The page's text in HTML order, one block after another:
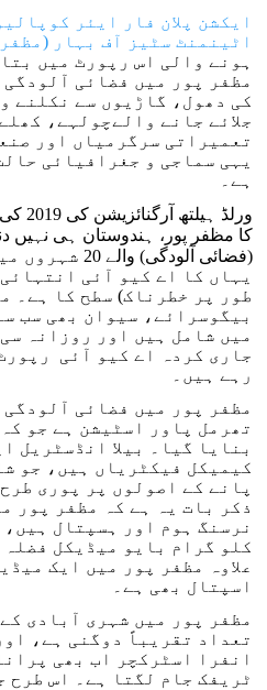
ایکشن پلان فار ایئر
اٹینمنٹ سٹیز آف بہار
ہونے والی اس رپورٹ میں
مظفر پور میں فضائی
کی دھول، گاڑیوں سے نکلنے
جلائے جانے والےچولہے،
تعمیراتی سرگرمیاں اور
یہی سماجی و جغرافیائی
ہے۔
ورلڈ ہیلتھ آرگنائزیشن کی 2019 کی ایک
کا مظفر پور، ہندوستان ہی نہیں
(فضائی
یہاں کا اے کیو آئی
طور پر خطرناک) سطح کا ہے۔
بیگوسرائے، سیوان بھی سب
میں شامل ہیں اور روزانہ
جاری کردہ اے کیو آئی
رہے ہیں۔
مظفر پور میں فضائی
تھرمل پاور اسٹیشن ہے جو
بنایا گیا۔ بیلا انڈسٹریل
کیمیکل فیکٹریاں ہیں، جو
پانے کے اصولوں پر پوری
ذکر بات یہ ہے کہ مظفر پور
نرسنگ ہوم اور ہسپتال
کلو گرام بایو میڈیکل
علاوہ مظفر پور میں ایک
اسپتال بھی ہے۔
مظفر پور میں شہری آبادی
تعداد تقریباً دوگنی ہے،
انفرا اسٹرکچر اب بھی
ٹریفک جام لگتا ہے۔ اس طرح